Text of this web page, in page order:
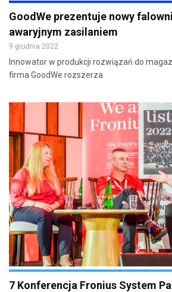
GoodWe prezentuje nowy
awaryjnym zasilaniem
9 grudnia 2022
Innowator w produkcji rozwiązań do
firma GoodWe rozszerza
7 Konferencja Fronius System